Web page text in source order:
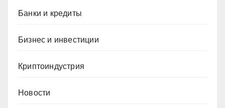
Банки и кредиты
Бизнес и инвестиции
Криптоиндустрия
Новости